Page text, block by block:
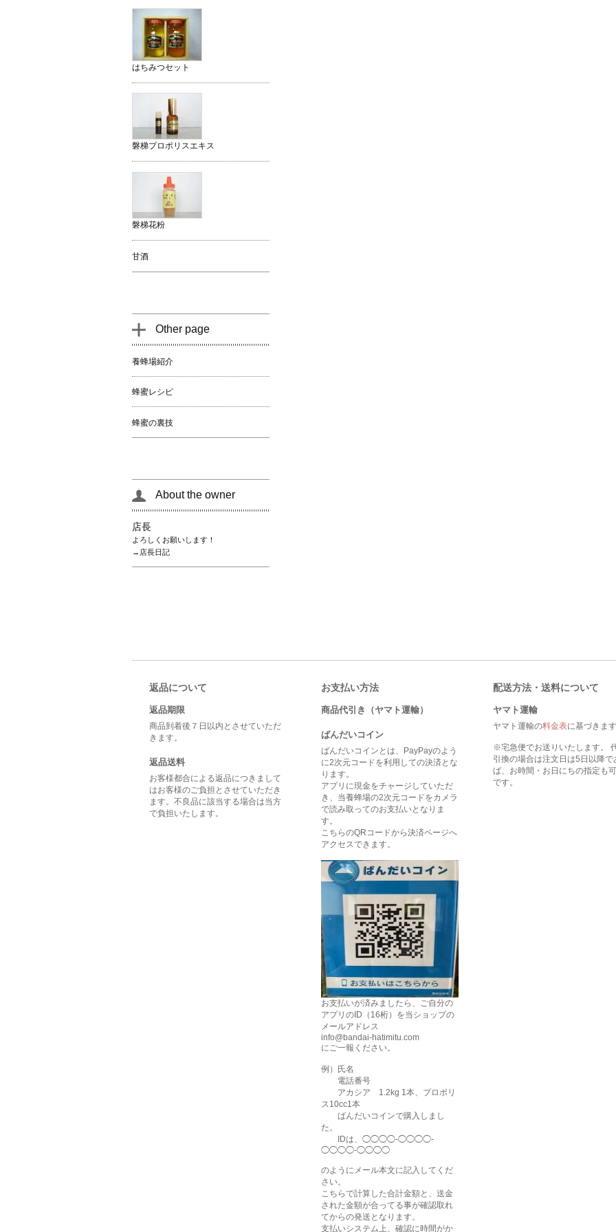
はちみつセット
磐梯プロポリスエキス
磐梯花粉
甘酒
Other page
養蜂場紹介
蜂蜜レシピ
蜂蜜の裏技
About the owner
店長
よろしくお願いします！
→店長日記
返品について
返品期限
商品到着後７日以内とさせていただ
きます。
返品送料
お客様都合による返品につきまして
はお客様のご負担とさせていただき
ます。不良品に該当する場合は当方
で負担いたします。
お支払い方法
商品代引き（ヤマト運輸）
ばんだいコイン
ばんだいコインとは、PayPayのよう
に2次元コードを利用しての決済とな
ります。
アプリに現金をチャージしていただ
き、当養蜂場の2次元コードをカメラ
で読み取ってのお支払いとなりま
す。
こちらのQRコードから決済ページへ
アクセスできます。
お支払いが済みましたら、ご自分の
アプリのID（16桁）を当ショップの
メールアドレス
info@bandai-hatimitu.com
にご一報ください。
例）氏名
電話番号
アカシア 1.2kg 1本、プロポリ
ス10cc1本
ばんだいコインで購入しまし
た。
IDは、◯◯◯◯-◯◯◯◯-
◯◯◯◯-◯◯◯◯
のようにメール本文に記入してくだ
さい。
こちらで計算した合計金額と、送金
された金額が合ってる事が確認取れ
てからの発送となります。
支払いシステム上、確認に時間がか
配送方法・送料について
ヤマト運輸
ヤマト運輸の料金表に基づきます
※宅急便でお送りいたします。
引換の場合は注文日は5日以降で
ば、お時間・お日にちの指定も
です。